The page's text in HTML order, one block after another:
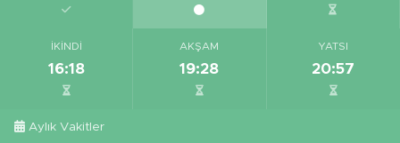
İKINDI
16:18
AKŞAM
19:28
YATSI
20:57
Aylık Vakitler